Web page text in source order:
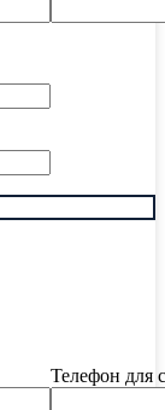
Телефон для